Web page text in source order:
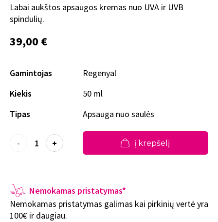
Labai aukštos apsaugos kremas nuo UVA ir UVB
spindulių.
39,00 €
Gamintojas
Regenyal
Kiekis
50 ml
Tipas
Apsauga nuo saulės
- + į krepšelį
Nemokamas pristatymas*
Nemokamas pristatymas galimas kai pirkinių vertė yra
100€ ir daugiau.